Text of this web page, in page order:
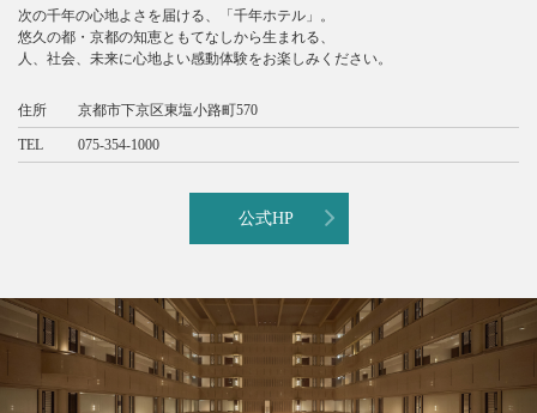
次の千年の心地よさを届ける、「千年ホテル」。
悠久の都・京都の知恵ともてなしから生まれる、
人、社会、未来に心地よい感動体験をお楽しみください。
住所 京都市下京区東塩小路町570
TEL 075-354-1000
公式HP